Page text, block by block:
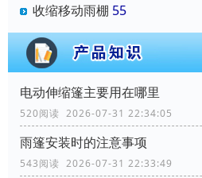
收缩移动雨棚 55
电动伸缩篷主要用在哪里
520阅读 2026-07-31 22:34:05
雨篷安装时的注意事项
543阅读 2026-07-31 22:33:49